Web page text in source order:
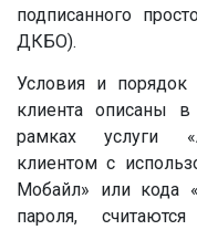
подписанного
ДКБО).
Условия и порядок
клиента описаны в
рамках услуги
клиентом с
Мобайл» или кода
пароля,